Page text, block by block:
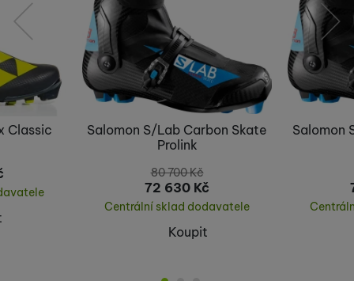
předchozí následující
Salomon S/Lab Carbon Skate
Prolink
80 700Kč
72 630 Kč
Centrální sklad dodavatele
Koupit
Salomon
Classic